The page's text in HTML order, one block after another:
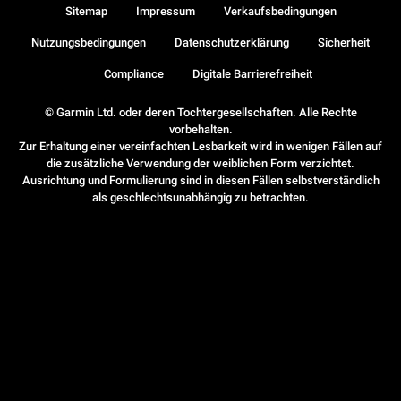
© Garmin Ltd. oder deren Tochtergesellschaften. Alle Rechte
vorbehalten.
Zur Erhaltung einer vereinfachten Lesbarkeit wird in wenigen Fällen auf
die zusätzliche Verwendung der weiblichen Form verzichtet.
Ausrichtung und Formulierung sind in diesen Fällen selbstverständlich
als geschlechtsunabhängig zu betrachten.
Sitemap Impressum Verkaufsbedingungen
Nutzungsbedingungen Datenschutzerklärung Sicherheit
Compliance Digitale Barrierefreiheit